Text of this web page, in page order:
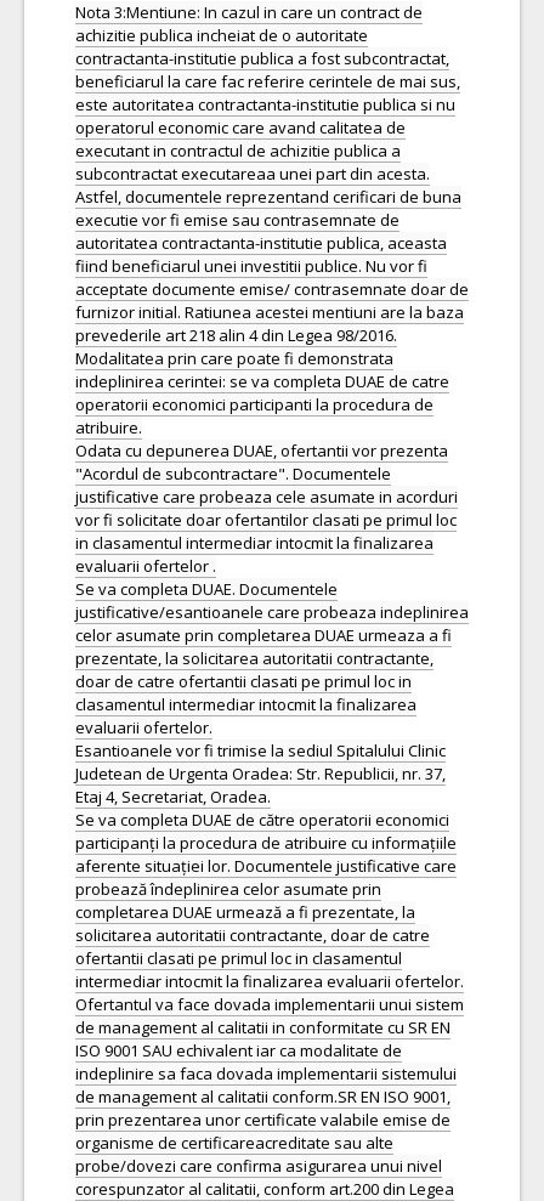
Nota 3:Mentiune: In cazul in care un contract de
achizitie publica incheiat de o autoritate
contractanta-institutie publica a fost subcontractat,
beneficiarul la care fac referire cerintele de mai sus,
este autoritatea contractanta-institutie publica si nu
operatorul economic care avand calitatea de
executant in contractul de achizitie publica a
subcontractat executareaa unei part din acesta.
Astfel, documentele reprezentand cerificari de buna
executie vor fi emise sau contrasemnate de
autoritatea contractanta-institutie publica, aceasta
fiind beneficiarul unei investitii publice. Nu vor fi
acceptate documente emise/ contrasemnate doar de
furnizor initial. Ratiunea acestei mentiuni are la baza
prevederile art 218 alin 4 din Legea 98/2016.
Modalitatea prin care poate fi demonstrata
indeplinirea cerintei: se va completa DUAE de catre
operatorii economici participanti la procedura de
atribuire.
Odata cu depunerea DUAE, ofertantii vor prezenta
"Acordul de subcontractare". Documentele
justificative care probeaza cele asumate in acorduri
vor fi solicitate doar ofertantilor clasati pe primul loc
in clasamentul intermediar intocmit la finalizarea
evaluarii ofertelor .
Se va completa DUAE. Documentele
justificative/esantioanele care probeaza indeplinirea
celor asumate prin completarea DUAE urmeaza a fi
prezentate, la solicitarea autoritatii contractante,
doar de catre ofertantii clasati pe primul loc in
clasamentul intermediar intocmit la finalizarea
evaluarii ofertelor.
Esantioanele vor fi trimise la sediul Spitalului Clinic
Judetean de Urgenta Oradea: Str. Republicii, nr. 37,
Etaj 4, Secretariat, Oradea.
Se va completa DUAE de către operatorii economici
participanți la procedura de atribuire cu informațiile
aferente situației lor. Documentele justificative care
probează îndeplinirea celor asumate prin
completarea DUAE urmează a fi prezentate, la
solicitarea autoritatii contractante, doar de catre
ofertantii clasati pe primul loc in clasamentul
intermediar intocmit la finalizarea evaluarii ofertelor.
Ofertantul va face dovada implementarii unui sistem
de management al calitatii in conformitate cu SR EN
ISO 9001 SAU echivalent iar ca modalitate de
indeplinire sa faca dovada implementarii sistemului
de management al calitatii conform.SR EN ISO 9001,
prin prezentarea unor certificate valabile emise de
organisme de certificareacreditate sau alte
probe/dovezi care confirma asigurarea unui nivel
corespunzator al calitatii, conform art.200 din Legea